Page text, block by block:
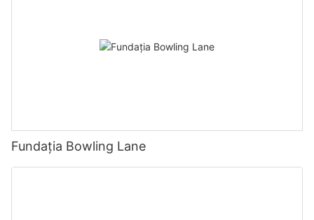
Fundația Bowling Lane